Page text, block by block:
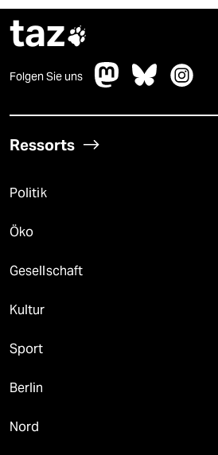
taz
Folgen Sie uns
Ressorts
Politik
Öko
Gesellschaft
Kultur
Sport
Berlin
Nord